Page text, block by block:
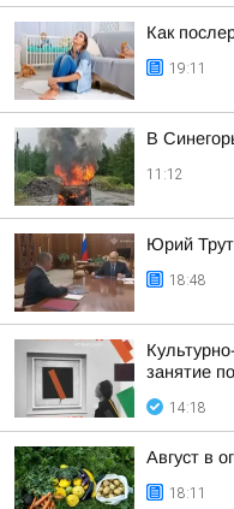
Как
19:11
В
11:12
Юрий
18:48
занятие
14:18
Август в
18:11